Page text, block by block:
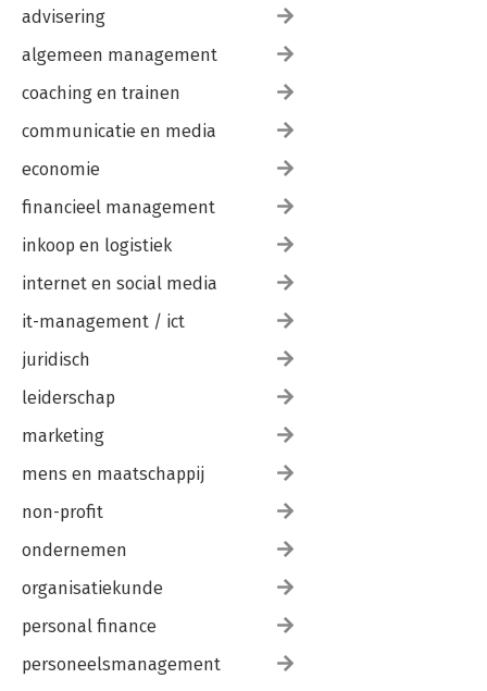
advisering
algemeen management
coaching en trainen
communicatie en media
economie
financieel management
inkoop en logistiek
internet en social media
it-management / ict
juridisch
leiderschap
marketing
mens en maatschappij
non-profit
ondernemen
organisatiekunde
personal finance
personeelsmanagement